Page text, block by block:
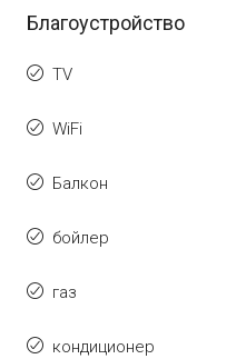
Благоустройство
TV
WiFi
Балкон
бойлер
газ
кондиционер